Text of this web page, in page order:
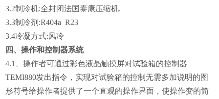
3.2制冷机:全封闭法国泰康压缩机.
3.3制冷剂:R404a R23
3.4冷凝方式:风冷
四、操作和控制器系统
4.1、操作者可通过彩色液晶触摸屏对试验箱的控制器
TEMI880发出指令，实现对试验箱的控制无需多加说明的图
形符号给操作者提供了一个直观的操作界面，使操作变的简